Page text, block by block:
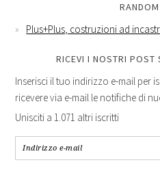
Plus+Plus, costruzioni ad
RICEVI I NOSTRI
Inserisci il tuo indirizzo e-mail per
ricevere via e-mail le notifiche di
Unisciti a 1.071 altri iscritti
Indirizzo
e-